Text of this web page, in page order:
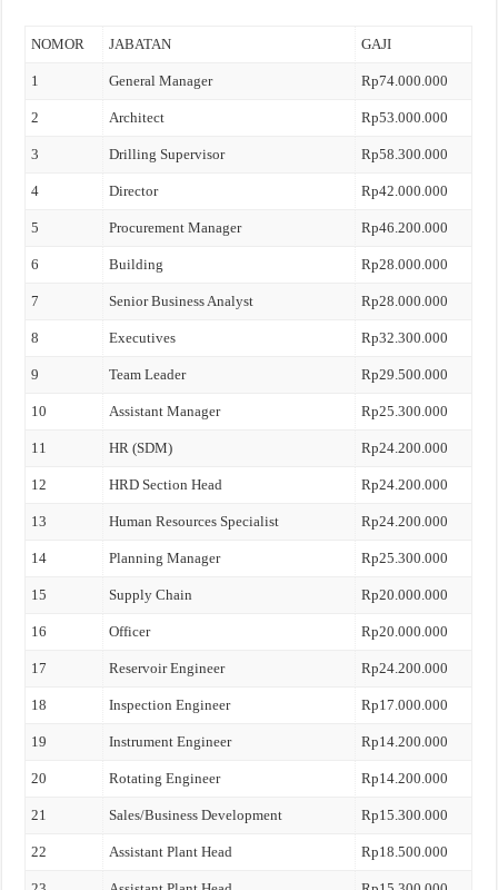
NOMOR JABATAN GAJI
1 General Manager Rp74.000.000
2 Architect Rp53.000.000
3 Drilling Supervisor Rp58.300.000
4 Director Rp42.000.000
5 Procurement Manager Rp46.200.000
6 Building Rp28.000.000
7 Senior Business Analyst Rp28.000.000
8 Executives Rp32.300.000
9 Team Leader Rp29.500.000
10 Assistant Manager Rp25.300.000
11 HR (SDM) Rp24.200.000
12 HRD Section Head Rp24.200.000
13 Human Resources Specialist Rp24.200.000
14 Planning Manager Rp25.300.000
15 Supply Chain Rp20.000.000
16 Officer Rp20.000.000
17 Reservoir Engineer Rp24.200.000
18 Inspection Engineer Rp17.000.000
19 Instrument Engineer Rp14.200.000
20 Rotating Engineer Rp14.200.000
21 Sales/Business Development Rp15.300.000
22 Assistant Plant Head Rp18.500.000